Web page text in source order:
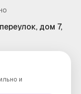
дом 7,
©
сайта без
и